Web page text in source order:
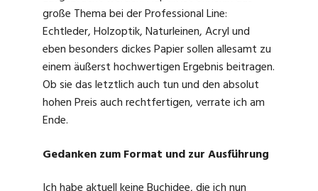
große Thema bei der Professional Line:
Echtleder, Holzoptik, Naturleinen, Acryl und
eben besonders dickes Papier sollen allesamt zu
einem äußerst hochwertigen Ergebnis beitragen.
Ob sie das letztlich auch tun und den absolut
hohen Preis auch rechtfertigen, verrate ich am
Ende.
Gedanken zum Format und zur Ausführung